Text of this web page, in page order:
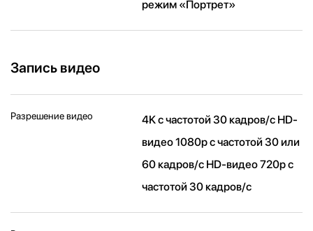
режим «Портрет»
Запись видео
Разрешение видео
4K с частотой 30 кадров/ с HD-
видео 1080p с частотой 30 или
60 кадров/ с HD-видео 720p с
частотой 30 кадров/ с